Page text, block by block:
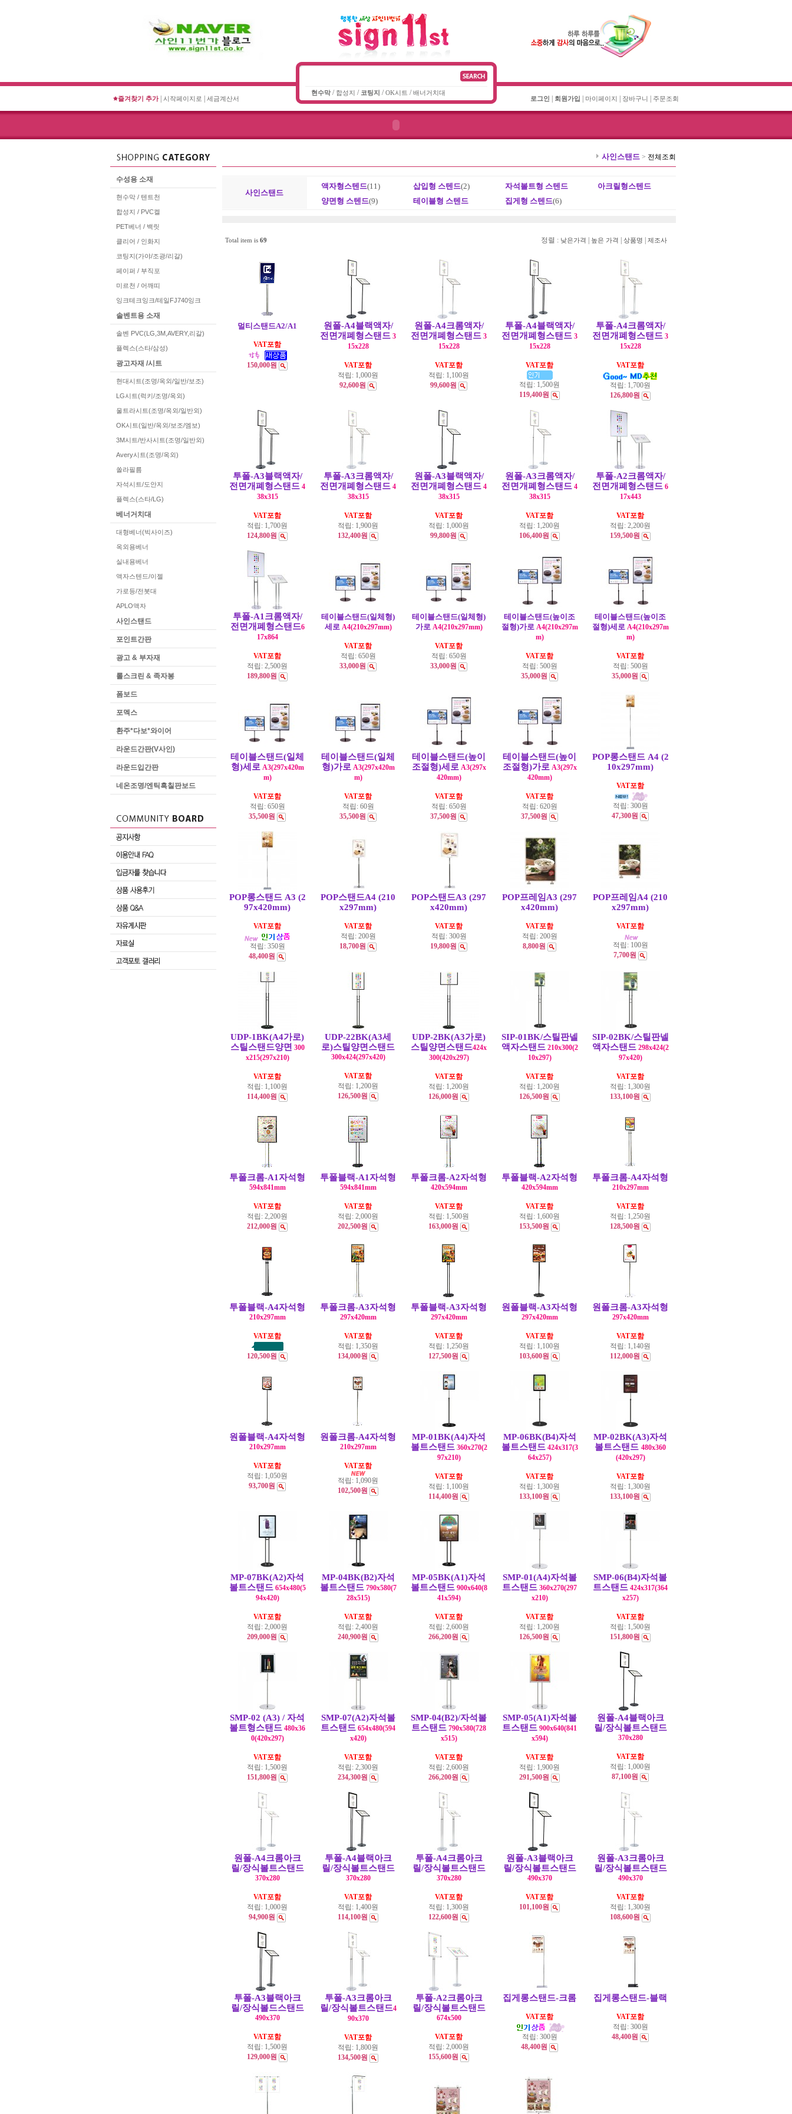
즐겨찾기 추가| 시작페이지로 세금계산서
현수막/ 합성지 / 코팅지 /OK시트 /배너거치대
로그인
회원가입 마이페이지 장바구니 주문조회
수성용 소재
현수막 / 텐트천
합성지 / PVC켈
PET베너 / 백릿
클리어 / 인화지
코팅지(가야/조광/리갈)
페이퍼 / 부직포
미르천 / 어깨띠
잉크테크잉크/테일FJ740잉크
솔벤트용 소재
솔벤 PVC(LG,3M,AVERY,리갈)
플렉스(스타/삼성)
광고자재 /시트
현대시트(조명/옥외/일반/보조)
LG시트(럭키/조명/옥외)
울트라시트(조명/옥외/일반외)
OK시트(일반/옥외/보조/엠보)
3M시트/반사시트(조명/일반외)
Avery시트(조명/옥외)
쏠라필름
자석시트/도안지
플렉스(스타/LG)
베너거치대
대형베너(빅사이즈)
옥외용베너
실내용베너
액자스텐드/이젤
가로등/전봇대
APLO액자
사인스탠드
포인트간판
광고 & 부자재
롤스크린 & 족자봉
폼보드
포멕스
환주*다보*와이어
라운드간판(V사인)
라운드입간판
네온조명/엔틱흑칠판보드
사인스탠드> 전체조회
사인스탠드
액자형스텐드(11) 삽입형 스텐드(2) 자석볼트형 스텐드
아크릴형스텐드
양면형 스텐드(9) 테이블형 스텐드 집게형 스텐드(6)
Total item is 69 정렬 : 낮은가격 높은 가격 상품명 제조사
멀티스탠드A2/A1
VAT포함
150,000원
원폴-A4블랙액자/
전면개폐형스탠드 3
15x228
VAT포함
적립: 1,000원
92,600원
원폴-A4크롬액자/
전면개폐형스탠드 3
15x228
VAT포함
적립: 1,100원
99,600원
투폴-A4블랙액자/
전면개폐형스탠드 3
15x228
VAT포함
적립: 1,500원
119,400원
투폴-A4크롬액자/
전면개폐형스탠드 3
15x228
VAT포함
적립: 1,700원
126,800원
투폴-A3블랙액자/
전면개폐형스탠드 4
38x315
VAT포함
적립: 1,700원
124,800원
투폴-A3크롬액자/
전면개폐형스탠드 4
38x315
VAT포함
적립: 1,900원
132,400원
원폴-A3블랙액자/
전면개폐형스탠드 4
38x315
VAT포함
적립: 1,000원
99,800원
원폴-A3크롬액자/
전면개폐형스탠드 4
38x315
VAT포함
적립: 1,200원
106,400원
투폴-A2크롬액자/
전면개폐형스탠드 6
17x443
VAT포함
적립: 2,200원
159,500원
투폴-A1크롬액자/
전면개폐형스탠드6
17x864
VAT포함
적립: 2,500원
189,800원
테이블스탠드(일체형)
세로A4(210x297mm)
VAT포함
적립: 650원
33,000원
테이블스탠드(일체형)
가로A4(210x297mm)
VAT포함
적립: 650원
33,000원
테이블스탠드(높이조
절형)가로A4(210x297m
m)
VAT포함
적립: 500원
35,000원
테이블스탠드(높이조
절형)세로A4(210x297m
m)
VAT포함
적립: 500원
35,000원
테이블스탠드(일체
형)세로A3(297x420m
m)
VAT포함
적립: 650원
35,500원
테이블스탠드(일체
형)가로A3(297x420m
m)
VAT포함
적립: 60원
35,500원
테이블스탠드(높이
조절형)세로A3(297x
420mm)
VAT포함
적립: 650원
37,500원
테이블스탠드(높이
조절형)가로A3(297x
420mm)
VAT포함
적립: 620원
37,500원
POP롱스탠드 A4 (2
10x297mm)
VAT포함
적립: 300원
47,300원
POP롱스탠드 A3 (2
97x420mm)
VAT포함
적립: 350원
48,400원
POP스탠드A4 (210
x297mm)
VAT포함
적립: 200원
18,700원
POP스탠드A3 (297
x420mm)
VAT포함
적립: 300원
19,800원
POP프레임A3 (297
x420mm)
VAT포함
적립: 200원
8,800원
POP프레임A4 (210
x297mm)
VAT포함
적립: 100원
7,700원
UDP-1BK(A4가로)
스틸스탠드양면 300
x215(297x210)
VAT포함
적립: 1,100원
114,400원
UDP-22BK(A3세
로)스틸양면스탠드
300x424(297x420)
VAT포함
적립: 1,200원
126,500원
UDP-2BK(A3가로)
스틸양면스탠드424x
300(420x297)
VAT포함
적립: 1,200원
126,000원
SIP-01BK/스틸판넬
액자스탠드210x300(2
10x297)
VAT포함
적립: 1,200원
126,500원
SIP-02BK/스틸판넬
액자스탠드298x424(2
97x420)
VAT포함
적립: 1,300원
133,100원
투폴크롬-A1자석형
594x841mm
VAT포함
적립: 2,200원
212,000원
투폴블랙-A1자석형
594x841mm
VAT포함
적립: 2,000원
202,500원
투폴크롬-A2자석형
420x594mm
VAT포함
적립: 1,500원
163,000원
투폴블랙-A2자석형
420x594mm
VAT포함
적립: 1,600원
153,500원
투폴크롬-A4자석형
210x297mm
VAT포함
적립: 1,250원
128,500원
투폴블랙-A4자석형
210x297mm
VAT포함
120,500원
투폴크롬-A3자석형
297x420mm
VAT포함
적립: 1,350원
134,000원
투폴블랙-A3자석형
297x420mm
VAT포함
적립: 1,250원
127,500원
원폴블랙-A3자석형
297x420mm
VAT포함
적립: 1,100원
103,600원
원폴크롬-A3자석형
297x420mm
VAT포함
적립: 1,140원
112,000원
원폴블랙-A4자석형
210x297mm
VAT포함
적립: 1,050원
93,700원
원폴크롬-A4자석형
210x297mm
VAT포함
적립: 1,090원
102,500원
MP-01BK(A4)자석
볼트스탠드360x270(2
97x210)
VAT포함
적립: 1,100원
114,400원
MP-06BK(B4)자석
볼트스탠드424x317(3
64x257)
VAT포함
적립: 1,300원
133,100원
MP-02BK(A3)자석
볼트스탠드 480x360
(420x297)
VAT포함
적립: 1,300원
133,100원
MP-07BK(A2)자석
볼트스탠드654x480(5
94x420)
VAT포함
적립: 2,000원
209,000원
MP-04BK(B2)자석
볼트스탠드790x580(7
28x515)
VAT포함
적립: 2,400원
240,900원
MP-05BK(A1)자석
볼트스탠드900x640(8
41x594)
VAT포함
적립: 2,600원
266,200원
SMP-01(A4)자석볼
트스탠드 360x270(297
x210)
VAT포함
적립: 1,200원
126,500원
SMP-06(B4)자석볼
트스탠드 424x317(364
x257)
VAT포함
적립: 1,500원
151,800원
SMP-02 (A3) / 자석
볼트형스탠드 480x36
0(420x297)
VAT포함
적립: 1,500원
151,800원
SMP-07(A2)자석볼
트스탠드 654x480(594
x420)
VAT포함
적립: 2,300원
234,300원
SMP-04(B2)/자석볼
트스탠드 790x580(728
x515)
VAT포함
적립: 2,600원
266,200원
SMP-05(A1)자석볼
트스탠드 900x640(841
x594)
VAT포함
적립: 1,900원
291,500원
원폴-A4블랙아크
릴/장식볼트스탠드
370x280
VAT포함
적립: 1,000원
87,100원
원폴-A4크롬아크
릴/장식볼트스탠드
370x280
VAT포함
적립: 1,000원
94,900원
투폴-A4블랙아크
릴/장식볼트스탠드
370x280
VAT포함
적립: 1,400원
114,100원
투폴-A4크롬아크
릴/장식볼트스탠드
370x280
VAT포함
적립: 1,300원
122,600원
원폴-A3블랙아크
릴/장식볼트스탠드
490x370
VAT포함
101,100원
원폴-A3크롬아크
릴/장식볼트스탠드
490x370
VAT포함
적립: 1,300원
108,600원
투폴-A3블랙아크
릴/장식볼드스탠드
490x370
VAT포함
적립: 1,500원
129,000원
투폴-A3크롬아크
릴/장식볼트스탠드4
90x370
VAT포함
적립: 1,800원
134,500원
투폴-A2크롬아크
릴/장식볼트스탠드
674x500
VAT포함
적립: 2,000원
155,600원
집게롱스탠드-크롬
VAT포함
적립: 300원
48,400원
집게롱스탠드-블랙
VAT포함
적립: 300원
48,400원